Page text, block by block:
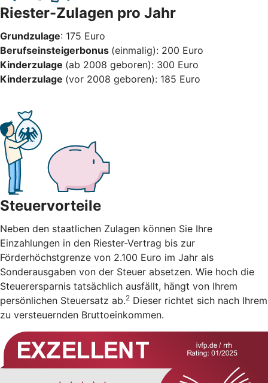
Riester-Zulagen pro Jahr
Grundzulage: 175 Euro
Berufseinsteigerbonus (einmalig): 200 Euro
Kinderzulage (ab 2008 geboren): 300 Euro
Kinderzulage (vor 2008 geboren): 185 Euro
Steuervorteile
Neben den staatlichen Zulagen können Sie Ihre
Einzahlungen in den Riester-Vertrag bis zur
Förderhöchstgrenze von 2.100 Euro im Jahr als
Sonderausgaben von der Steuer absetzen. Wie hoch die
Steuerersparnis tatsächlich ausfällt, hängt von Ihrem
persönlichen Steuersatz ab.2 Dieser richtet sich nach Ihrem
zu versteuernden Bruttoeinkommen.